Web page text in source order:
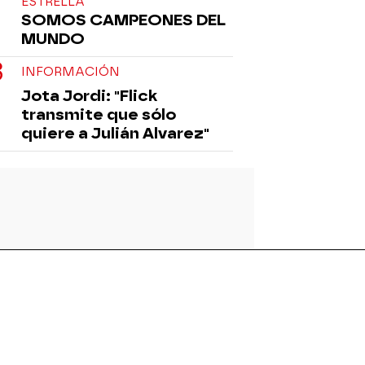
SOMOS CAMPEONES DEL
MUNDO
INFORMACIÓN
Jota Jordi: "Flick
transmite que sólo
quiere a Julián Alvarez"